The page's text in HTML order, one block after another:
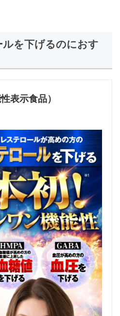
を下げるのにおす
表示食品）